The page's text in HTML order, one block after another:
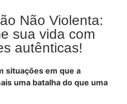
Não Violenta:
sua vida com
autênticas!
situações em que a
uma batalha do que uma